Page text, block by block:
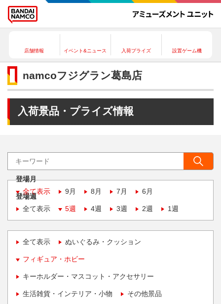
店舗情報 イベント&ニュース 入荷プライズ 設置ゲーム機
namcoフジグラン葛島店
入荷景品・プライズ情報
登場月
全て表示
9月 8月 7月 6月
登場週
全て表示
5週 4週 3週 2週 1週
全て表示 ぬいぐるみ・クッション
フィギュア・ホビー
キーホルダー・マスコット・アクセサリー
生活雑貨・インテリア・小物 その他景品